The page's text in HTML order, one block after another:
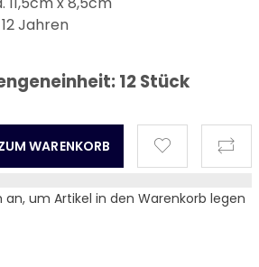
Jahren
12 Stück
um Artikel in den Warenkorb legen